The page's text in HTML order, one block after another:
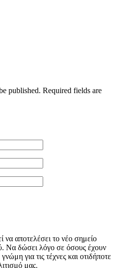
published. Required fields are
αποτελέσει το νέο σημείο
Να δώσει λόγο σε όσους έχουν
για τις τέχνες και οτιδήποτε
μας.